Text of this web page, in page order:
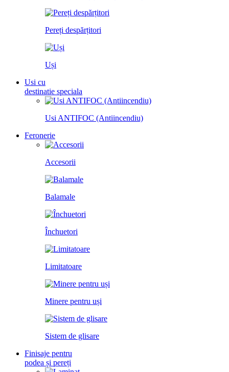
Pereți despărțitori
Uși
Usi cu
destinatie speciala
Usi ANTIFOC (Antiincendiu)
Feronerie
Accesorii
Balamale
Închuetori
Limitatoare
Minere pentru uși
Sistem de glisare
Finisaje pentru
podea și pereți